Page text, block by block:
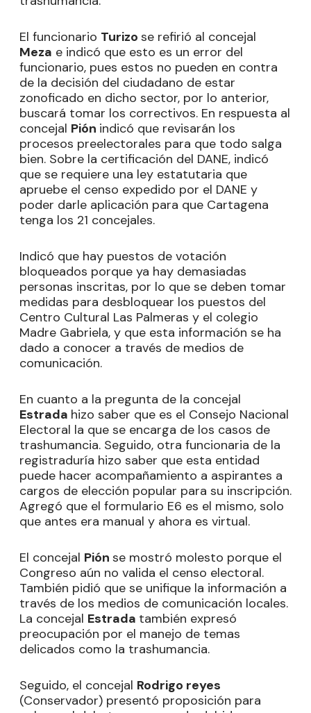
El funcionario Turizo se refirió al concejal
Meza e indicó que esto es un error del
funcionario, pues estos no pueden en contra
de la decisión del ciudadano de estar
zonoficado en dicho sector, por lo anterior,
buscará tomar los correctivos. En respuesta al
concejal Pión indicó que revisarán los
procesos preelectorales para que todo salga
bien. Sobre la certificación del DANE, indicó
que se requiere una ley estatutaria que
apruebe el censo expedido por el DANE y
poder darle aplicación para que Cartagena
tenga los 21 concejales.
Indicó que hay puestos de votación
bloqueados porque ya hay demasiadas
personas inscritas, por lo que se deben tomar
medidas para desbloquear los puestos del
Centro Cultural Las Palmeras y el colegio
Madre Gabriela, y que esta información se ha
dado a conocer a través de medios de
comunicación.
En cuanto a la pregunta de la concejal
Estrada hizo saber que es el Consejo Nacional
Electoral la que se encarga de los casos de
trashumancia. Seguido, otra funcionaria de la
registraduría hizo saber que esta entidad
puede hacer acompañamiento a aspirantes a
cargos de elección popular para su inscripción.
Agregó que el formulario E6 es el mismo, solo
que antes era manual y ahora es virtual.
El concejal Pión se mostró molesto porque el
Congreso aún no valida el censo electoral.
También pidió que se unifique la información a
través de los medios de comunicación locales.
La concejal Estrada también expresó
preocupación por el manejo de temas
delicados como la trashumancia.
Seguido, el concejal Rodrigo reyes
(Conservador) presentó proposición para